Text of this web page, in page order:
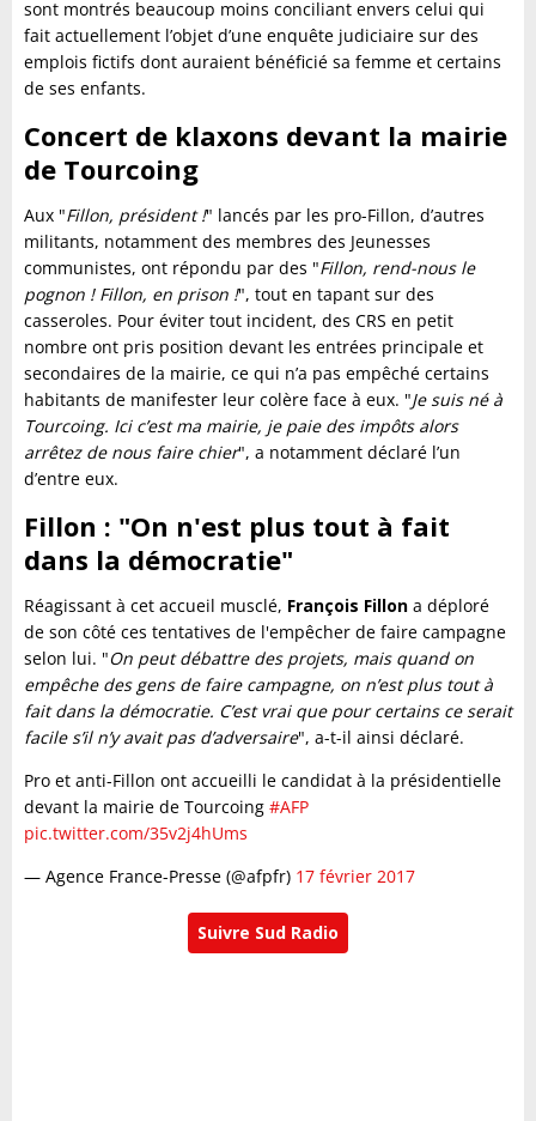
sont montrés beaucoup moins conciliant envers celui qui
fait actuellement l’objet d’une enquête judiciaire sur des
emplois fictifs dont auraient bénéficié sa femme et certains
de ses enfants.
Concert de klaxons devant la mairie
de Tourcoing
Aux "Fillon, président !" lancés par les pro-Fillon, d’autres
militants, notamment des membres des Jeunesses
communistes, ont répondu par des "Fillon, rend-nous le
pognon ! Fillon, en prison !", tout en tapant sur des
casseroles. Pour éviter tout incident, des CRS en petit
nombre ont pris position devant les entrées principale et
secondaires de la mairie, ce qui n’a pas empêché certains
habitants de manifester leur colère face à eux. "Je suis né à
Tourcoing. Ici c’est ma mairie, je paie des impôts alors
arrêtez de nous faire chier", a notamment déclaré l’un
d’entre eux.
Fillon : "On n'est plus tout à fait
dans la démocratie"
Réagissant à cet accueil musclé, François Fillon a déploré
de son côté ces tentatives de l'empêcher de faire campagne
selon lui. "On peut débattre des projets, mais quand on
empêche des gens de faire campagne, on n’est plus tout à
fait dans la démocratie. C’est vrai que pour certains ce serait
facile s’il n’y avait pas d’adversaire", a-t-il ainsi déclaré.
Pro et anti-Fillon ont accueilli le candidat à la présidentielle
devant la mairie de Tourcoing #AFP
pic.twitter.com/35v2j4hUms
— Agence France-Presse (@afpfr) 17 février 2017
Suivre Sud Radio